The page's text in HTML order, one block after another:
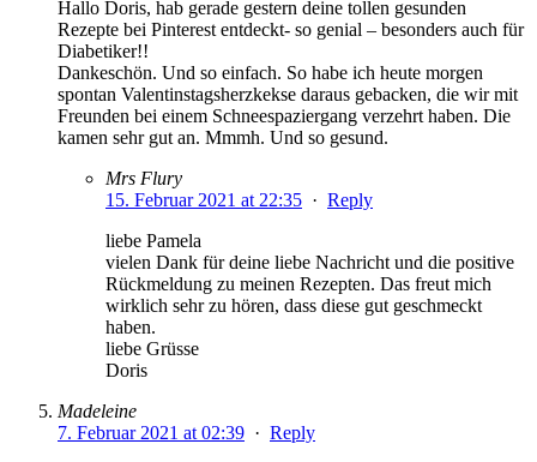
Hallo Doris, hab gerade gestern deine tollen gesunden
Rezepte bei Pinterest entdeckt- so genial – besonders auch für
Diabetiker!!
Dankeschön. Und so einfach. So habe ich heute morgen
spontan Valentinstagsherzkekse daraus gebacken, die wir mit
Freunden bei einem Schneespaziergang verzehrt haben. Die
kamen sehr gut an. Mmmh. Und so gesund.
Mrs Flury
15. Februar 2021 at 22:35 · Reply
liebe Pamela
vielen Dank für deine liebe Nachricht und die positive
Rückmeldung zu meinen Rezepten. Das freut mich
wirklich sehr zu hören, dass diese gut geschmeckt
haben.
liebe Grüsse
Doris
Madeleine
7. Februar 2021 at 02:39 · Reply